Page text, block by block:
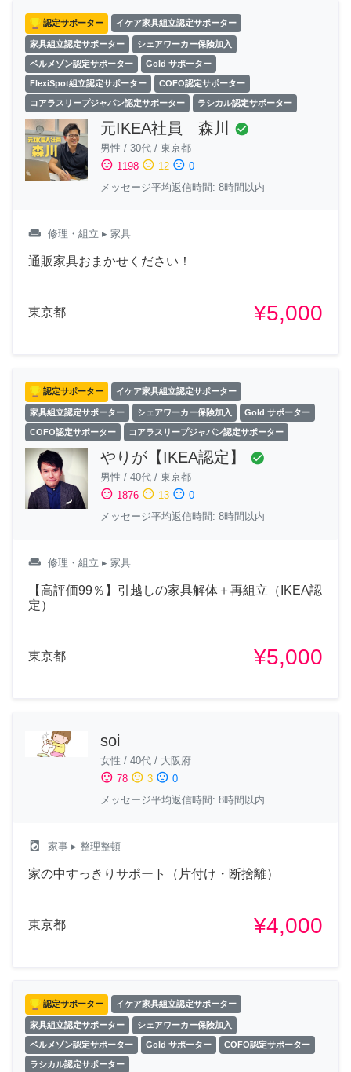
認定サポーター イケア家具組立認定サポーター
家具組立認定サポーター シェアワーカー保険加入
ベルメゾン認定サポーター Gold サポーター
FlexiSpot組立認定サポーター COFO認定サポーター
コアラスリープジャパン認定サポーター ラシカル認定サポーター
元IKEA社員 森川 check_circle
男性 / 30代 / 東京都
sentiment_satisfied 1198 sentiment_neutral 12 sentiment_dissatisfied 0
メッセージ平均返信時間: 8時間以内
weekend 修理・組立 ▸ 家具
通販家具おまかせください！
東京都 ¥5,000
認定サポーター イケア家具組立認定サポーター
家具組立認定サポーター シェアワーカー保険加入 Gold サポーター
COFO認定サポーター コアラスリープジャパン認定サポーター
やりが【IKEA認定】 check_circle
男性 / 40代 / 東京都
sentiment_satisfied 1876 sentiment_neutral 13 sentiment_dissatisfied 0
メッセージ平均返信時間: 8時間以内
weekend 修理・組立 ▸ 家具
【高評価99％】引越しの家具解体＋再組立（IKEA認
定）
東京都 ¥5,000
soi
女性 / 40代 / 大阪府
sentiment_satisfied 78 sentiment_neutral 3 sentiment_dissatisfied 0
メッセージ平均返信時間: 8時間以内
local_laundry_service 家事 ▸ 整理整頓
家の中すっきりサポート（片付け・断捨離）
東京都 ¥4,000
認定サポーター イケア家具組立認定サポーター
家具組立認定サポーター シェアワーカー保険加入
ベルメゾン認定サポーター Gold サポーター COFO認定サポーター
ラシカル認定サポーター